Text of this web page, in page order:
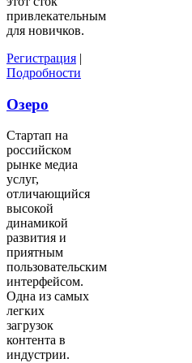
привлекательным
для новичков.
Регистрация |
Подробности
Озеро
Стартап на
российском
рынке медиа
услуг,
отличающийся
высокой
динамикой
развития и
приятным
пользовательским
интерфейсом.
Одна из самых
легких
загрузок
контента в
индустрии.